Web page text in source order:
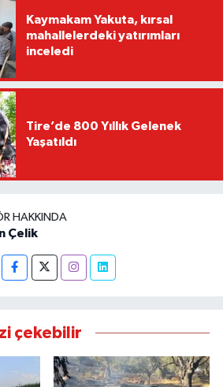
Kaymakam Yakuta, kırsal
mahallelerdeki yatırımları
inceledi
Tire’de 800 Yıllık Gelenek
Yaşatıldı
HAKKINDA
Çelik
çekebilir